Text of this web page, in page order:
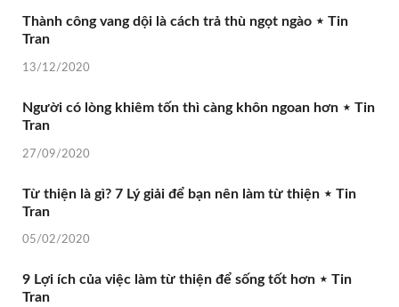
Thành công vang dội là cách trả thù ngọt ngào ⋆ Tin
Tran
13/12/2020
Người có lòng khiêm tốn thì càng khôn ngoan hơn ⋆ Tin
Tran
27/09/2020
Từ thiện là gì? 7 Lý giải để bạn nên làm từ thiện ⋆ Tin
Tran
05/02/2020
9 Lợi ích của việc làm từ thiện để sống tốt hơn ⋆ Tin
Tran